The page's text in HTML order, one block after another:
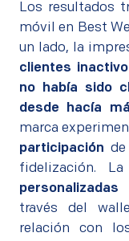
Los resultados
móvil en Best
un lado, la
clientes
no había sido
desde hacía
marca
participación
fidelización.
través del
relación con